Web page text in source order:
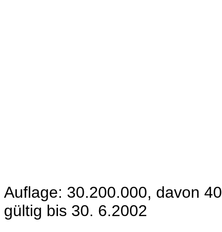
Auflage: 30.200.000, davon
gültig bis 30. 6.2002